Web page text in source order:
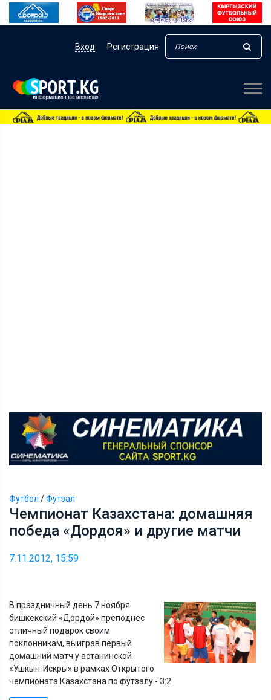
Вход Регистрация
Футбол /Футзал
Чемпионат Казахстана: домашняя
победа «Дордоя» и другие матчи
7.11.2012, 15:59
В праздничный день 7 ноября
бишкекский «Дордой» преподнес
отличный подарок своим
поклонникам, выиграв первый
домашний матч у астанинской
«Ушкын-Искры» в рамках Открытого
чемпионата Казахстана по футзалу - 3:2.